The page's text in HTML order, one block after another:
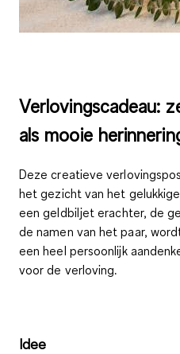
Verlovingscadeau:
als mooie
Deze creatieve
het gezicht van het
een geldbiljet erachter, de
de namen van het paar,
eenheel persoonlijk
voor de verloving.
Idee